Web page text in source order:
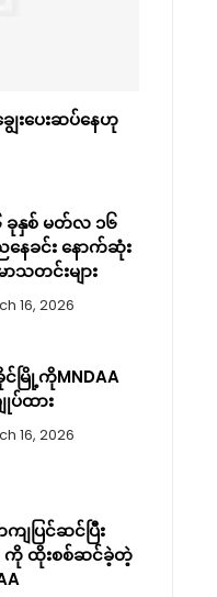
ေးပေးဆပ်နေဟု
ခုနှစ် မတ်လ ၁၆
ေခင်း နောက်ဆုံး
ာသတင်းများ
16, 2026
မြို့ကိုMNDAA
ပ်ထား
16, 2026
ျပြင်ဆင်ပြီး
ကို ထိုးစစ်ဆင်ခဲ့တဲ့